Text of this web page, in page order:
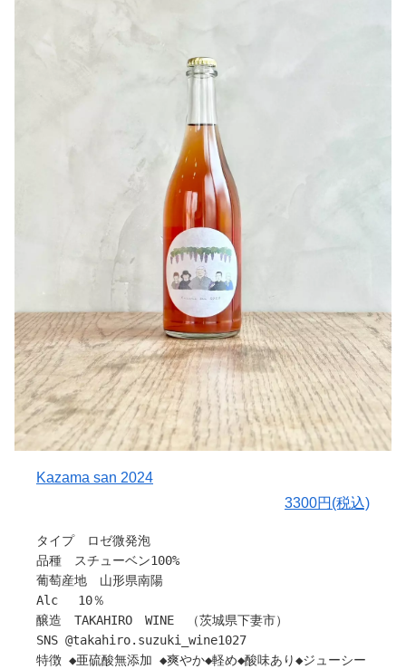
Kazama san 2024
3300円(税込)
タイプ ロゼ微発泡
品種 スチューベン100%
葡萄産地 山形県南陽
Alc 10％
醸造 TAKAHIRO WINE （茨城県下妻市）
SNS @takahiro.suzuki_wine1027
特徴 ◆亜硫酸無添加 ◆爽やか◆軽め◆酸味あり◆ジューシー